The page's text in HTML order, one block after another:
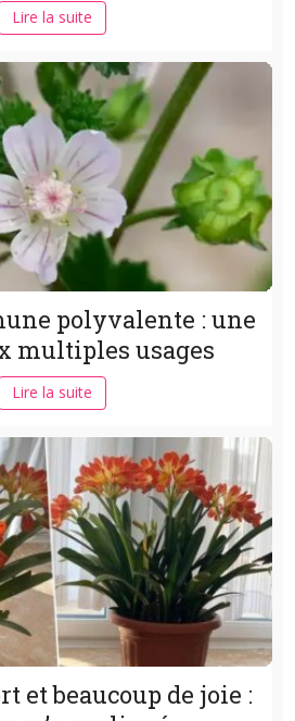
Lire la suite
polyvalente : une
multiples usages
Lire la suite
et beaucoup de joie :